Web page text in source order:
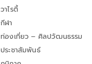
วาไรตี้
กีฬา
ท่องเที่ยว – ศิลปวัฒนธรรม
ประชาสัมพันธ์